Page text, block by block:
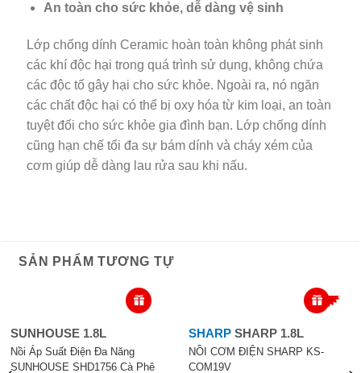
An toàn cho sức khỏe, dễ dàng vệ sinh
Lớp chống dính Ceramic hoàn toàn không phát sinh
các khí độc hại trong quá trình sử dụng, không chứa
các độc tố gây hại cho sức khỏe. Ngoài ra, nó ngăn
các chất độc hại có thể bị oxy hóa từ kim loại, an toàn
tuyệt đối cho sức khỏe gia đình bạn. Lớp chống dính
cũng hạn chế tối đa sự bám dính và cháy xém của
cơm giúp dễ dàng lau rửa sau khi nấu.
SẢN PHẨM TƯƠNG TỰ
SUNHOUSE 1.8L
Nồi Áp Suất Điện Đa Năng
SUNHOUSE SHD1756 Cà Phê
-19%
SHARP SHARP 1.8L
NỒI CƠM ĐIỆN SHARP KS-
COM19V